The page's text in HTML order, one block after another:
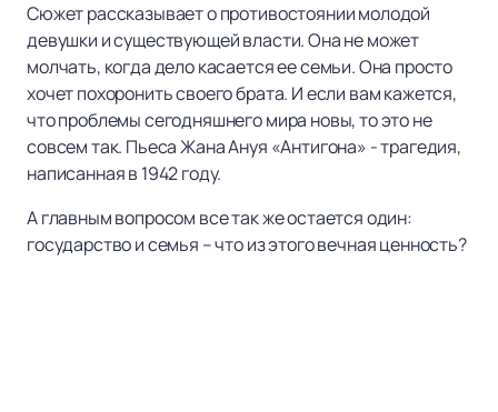
Сюжет рассказывает о противостоянии молодой
девушки и существующей власти. Она не может
молчать, когда дело касается ее семьи. Она просто
хочет похоронить своего брата. И если вам кажется,
что проблемы сегодняшнего мира новы, то это не
совсем так. Пьеса Жана Ануя «Антигона» - трагедия,
написанная в 1942 году.
А главным вопросом все так же остается один:
государство и семья – что из этого вечная ценность?